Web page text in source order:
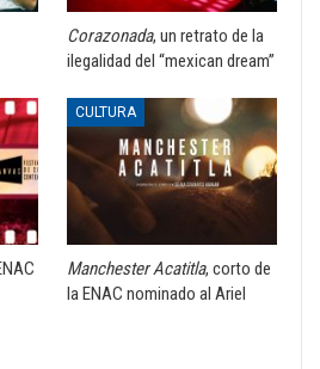
Corazonada, un retrato de la
ilegalidad del “mexican dream”
CULTURA
Manchester Acatitla, corto de
la ENAC nominado al Ariel